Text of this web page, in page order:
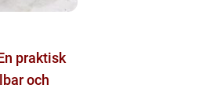
praktisk
och